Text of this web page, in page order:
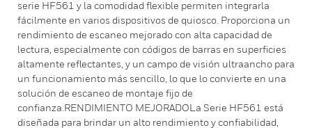
serie HF561 y la comodidad flexible permiten integrarla
fácilmente en varios dispositivos de quiosco. Proporciona un
rendimiento de escaneo mejorado con alta capacidad de
lectura, especialmente con códigos de barras en superficies
altamente reflectantes, y un campo de visión ultraancho para
un funcionamiento más sencillo, lo que lo convierte en una
solución de escaneo de montaje fijo de
confianza.RENDIMIENTO MEJORADOLa Serie HF561 está
diseñada para brindar un alto rendimiento y confiabilidad,